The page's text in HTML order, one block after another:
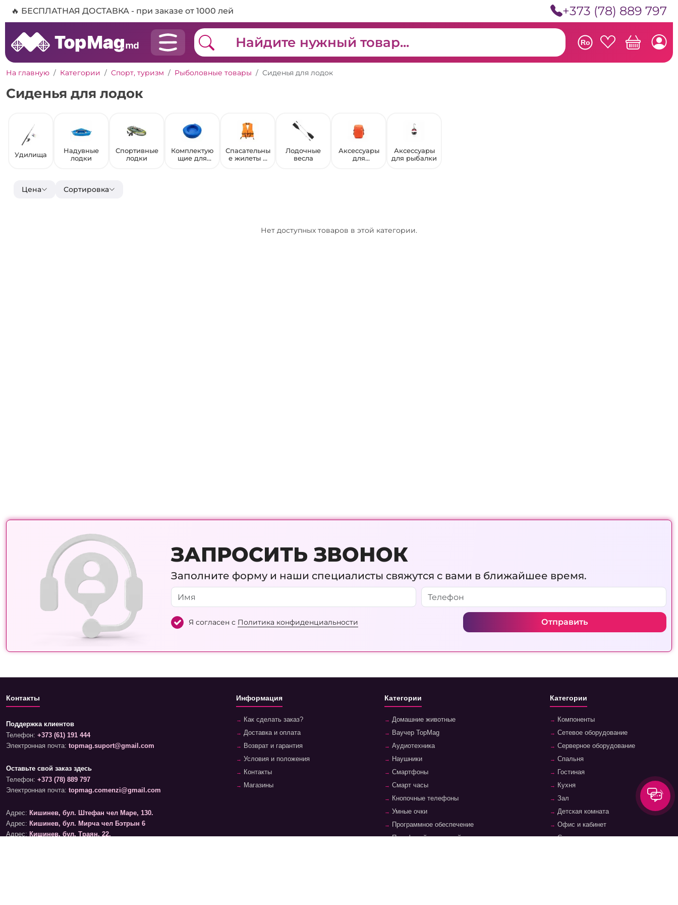
🔥 БЕСПЛАТНАЯ ДОСТАВКА - при заказе от 1000 лей +373 (78) 889 797
Ro
На главную Категории Спорт, туризм Рыболовные товары Сиденья для лодок
Сиденья для лодок
Удилища
Надувные
лодки
Спортивные
лодки
Комплектую
щие для
Спасательны
е жилеты и
Лодочные
весла
Аксессуары
для
Аксессуары
для рыбалки
Цена Сортировка
Нет доступных товаров в этой категории.
ЗАПРОСИТЬ ЗВОНОК
Заполните форму и наши специалисты свяжутся с вами в ближайшее время.
Я согласен с Политика конфиденциальности Отправить
Контакты
Поддержка клиентов
Телефон: +373 (61) 191 444
Электронная почта: topmag.suport@gmail.com
Оставьте свой заказ здесь
Телефон: +373 (78) 889 797
Электронная почта: topmag.comenzi@gmail.com
Адрес: Кишинев, бул. Штефан чел Маре, 130.
Адрес: Кишинев, бул. Мирча чел Бэтрын 6
Адрес: Кишинев, бул. Траян, 22.
Информация
Как сделать заказ?
Доставка и оплата
Возврат и гарантия
Условия и положения
Контакты
Магазины
Категории
Домашние животные
Ваучер TopMag
Аудиотехника
Наушники
Смартфоны
Смарт часы
Кнопочные телефоны
Умные очки
Программное обеспечение
Периферийные устройства
Категории
Компоненты
Сетевое оборудование
Серверное оборудование
Спальня
Гостиная
Кухня
Зал
Детская комната
Офис и кабинет
Системы хранения, полки, стеллажи